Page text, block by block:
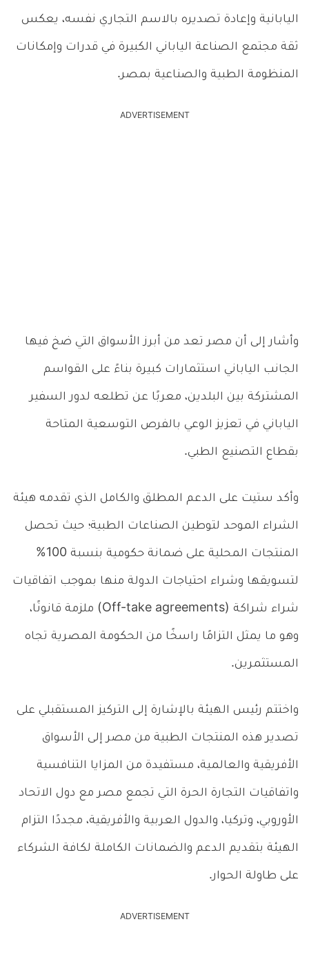
اليابانية وإعادة تصديره بالاسم التجاري نفسه، يعكس
ثقة مجتمع الصناعة الياباني الكبيرة في قدرات وإمكانات
المنظومة الطبية والصناعية بمصر.
ADVERTISEMENT
وأشار إلى أن مصر تعد من أبرز الأسواق التي ضخ فيها
الجانب الياباني استثمارات كبيرة بناءً على القواسم
المشتركة بين البلدين، معربًا عن تطلعه لدور السفير
الياباني في تعزيز الوعي بالفرص التوسعية المتاحة
بقطاع التصنيع الطبي.
وأكد ستيت على الدعم المطلق والكامل الذي تقدمه هيئة
الشراء الموحد لتوطين الصناعات الطبية؛ حيث تحصل
المنتجات المحلية على ضمانة حكومية بنسبة 100%
لتسويقها وشراء احتياجات الدولة منها بموجب اتفاقيات
شراء شراكة (Off-take agreements) ملزمة قانونًا،
وهو ما يمثل التزامًا راسخًا من الحكومة المصرية تجاه
المستثمرين.
واختتم رئيس الهيئة بالإشارة إلى التركيز المستقبلي على
تصدير هذه المنتجات الطبية من مصر إلى الأسواق
الأفريقية والعالمية، مستفيدة من المزايا التنافسية
واتفاقيات التجارة الحرة التي تجمع مصر مع دول الاتحاد
الأوروبي، وتركيا، والدول العربية والأفريقية، مجددًا التزام
الهيئة بتقديم الدعم والضمانات الكاملة لكافة الشركاء
على طاولة الحوار.
ADVERTISEMENT